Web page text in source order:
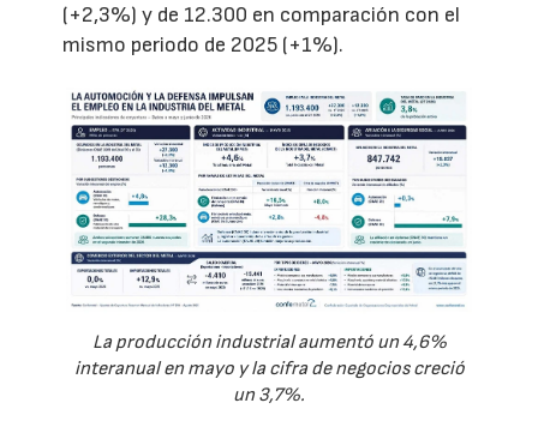
(+2,3%) y de 12.300 en comparación con el
mismo periodo de 2025 (+1%).
La producción industrial aumentó un 4,6%
interanual en mayo y la cifra de negocios creció
un 3,7%.